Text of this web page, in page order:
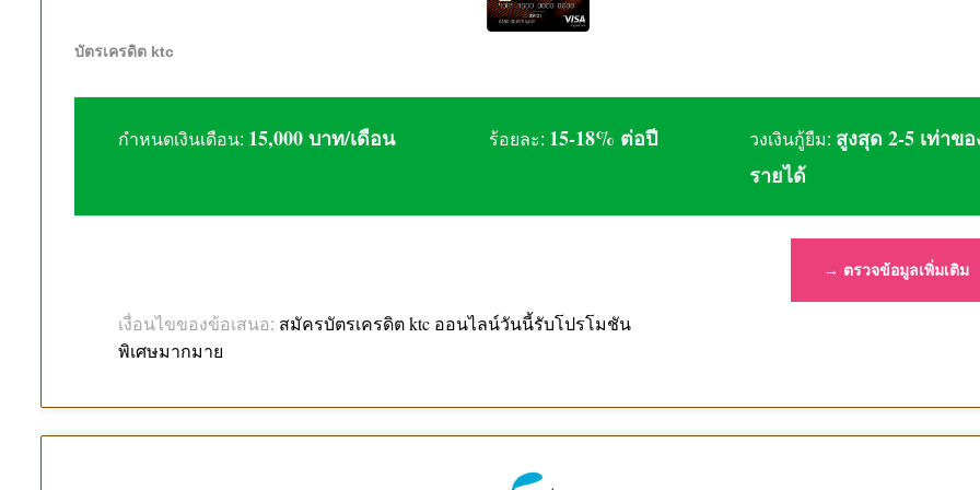
บัตรเครดิต ktc
กำหนดเงินเดือน: 15,000 บาท/เดือน ร้อยละ: 15-18% ต่อปี วงเงินกู้ยืม: สูงสุด 2-5 เท่าขอ
รายได้
→ ตรวจข้อมูลเพิ่มเติม
เงื่อนไขของข้อเสนอ: สมัครบัตรเครดิต ktc ออนไลน์วันนี้รับโปรโมชัน
พิเศษมากมาย